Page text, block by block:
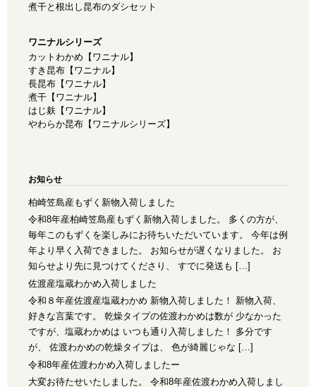
煮干と根出し昆布のダシセット
ワニナルシリーズ
カットわかめ【ワニナル】
すき昆布【ワニナル】
長昆布【ワニナル】
煮干【ワニナル】
はじ麸【ワニナル】
やわらか昆布【ワニナルシリーズ】
お知らせ
柏崎笠島産もずく新物入荷しました
令和8年産柏崎笠島産もずく新物入荷しました。 多くの方が、
毎年このもずくを楽しみにお待ちいただいています。 今年は例
年より早く入荷できました。 お知らせが遅くなりました。 お
知らせより先に見つけてくださり、 すでに発送も […]
佐渡産塩蔵わかめ入荷しました
令和８年産佐渡産塩蔵わかめ 新物入荷しました！ 新物入荷、
好きな言葉です。 乾燥タイプの佐渡わかめは数が 少なかった
ですが、塩蔵わかめは いつも通り入荷しました！ 多分です
が、 佐渡わかめの乾燥タイプは、 色が綺麗じゃな […]
令和8年産佐渡わかめ入荷しましたー
大変お待たせいたしました。 令和8年産佐渡わかめ入荷しまし